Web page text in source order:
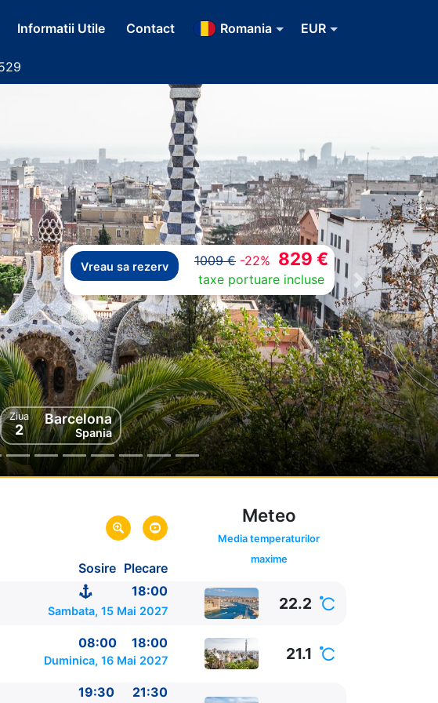
Informatii Utile Contact Romania EUR
Vreau sa rezerv 1009 € -22% 829 €
taxe portuare incluse
Ziua
2
Barcelona
Spania
(Portoflavia & Carloforte)
pe Mare
Next
Sosire Plecare
Meteo
Media temperaturilor
maxime
18:00
Sambata, 15 Mai 2027 22.2
08:00
18:00
Duminica, 16 Mai 2027 21.1
19:30 21:30